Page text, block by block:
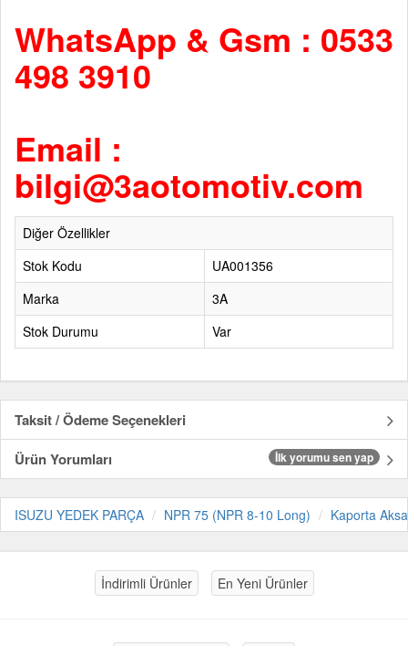
WhatsApp & Gsm : 0533
498 3910
Email :
bilgi@3aotomotiv.com
Diğer Özellikler
Stok Kodu
UA001356
Marka
3A
Stok Durumu
Var
Taksit / Ödeme Seçenekleri
Ürün Yorumları
İlk yorumu sen yap
ISUZU YEDEK PARÇA NPR 75 (NPR 8-10 Long) Kaporta
İndirimli Ürünler En Yeni Ürünler